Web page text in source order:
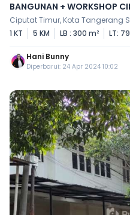
BANGUNAN + WORKSHOP
Ciputat Timur, Kota Tangerang
1 KT
5 KM LB : 300 m² LT:
Hani Bunny
Diperbarui: 24 Apr 2024 10:02